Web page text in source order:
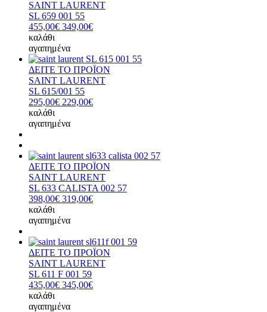
SAINT LAURENT
SL 659 001 55
455,00€ 349,00€
καλάθι
αγαπημένα
ΔΕΙΤΕ ΤΟ ΠΡΟΪΟΝ
SAINT LAURENT
SL 615/001 55
295,00€ 229,00€
καλάθι
αγαπημένα
ΔΕΙΤΕ ΤΟ ΠΡΟΪΟΝ
SAINT LAURENT
SL 633 CALISTA 002 57
398,00€ 319,00€
καλάθι
αγαπημένα
ΔΕΙΤΕ ΤΟ ΠΡΟΪΟΝ
SAINT LAURENT
SL 611 F 001 59
435,00€ 345,00€
καλάθι
αγαπημένα